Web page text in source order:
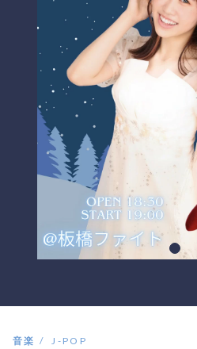
音楽 J-POP